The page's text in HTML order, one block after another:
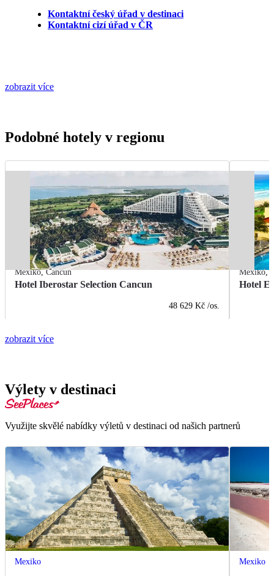
Kontaktní český úřad v destinaci
Kontaktní cizí úřad v ČR
zobrazit více
Podobné hotely v regionu
Mexiko,Cancún
Hotel Iberostar Selection Cancun
48 629 Kč /os.
Mexiko,
Hotel
zobrazit více
Výlety v destinaci
Využijte skvělé nabídky výletů v destinaci od našich partnerů
Mexiko Mexiko